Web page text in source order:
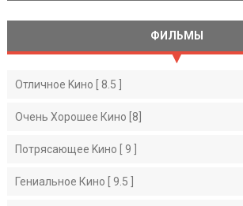
ФИЛЬМЫ
Отличное Kино [ 8.5 ]
Очень Хорошее Кино [8]
Потрясающее Kино [ 9 ]
Гениальное Кино [ 9.5 ]